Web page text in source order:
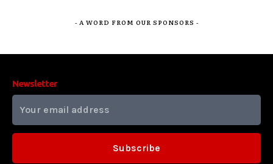
- A WORD FROM OUR SPONSORS -
Newsletter
Subscribe